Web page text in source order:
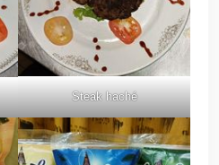
Steak haché